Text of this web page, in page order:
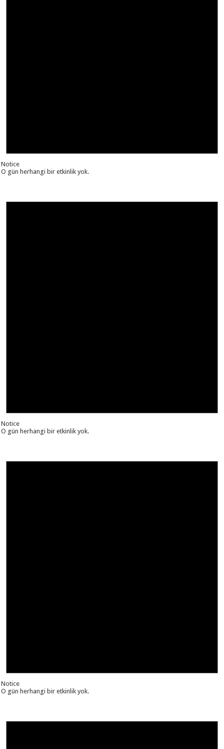
Notice
O gün herhangi bir etkinlik yok.
Notice
O gün herhangi bir etkinlik yok.
Notice
O gün herhangi bir etkinlik yok.